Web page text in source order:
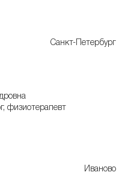
Санкт-Петербург
физиотерапевт
Иваново